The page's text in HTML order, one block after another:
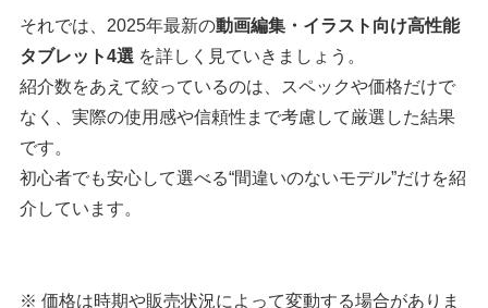
それでは、2025年最新の動画編集・イラスト向け高性能
タブレット4選 を詳しく見ていきましょう。
紹介数をあえて絞っているのは、スペックや価格だけで
なく、実際の使用感や信頼性まで考慮して厳選した結果
です。
初心者でも安心して選べる“間違いのないモデル”だけを紹
介しています。
※ 価格は時期や販売状況によって変動する場合がありま